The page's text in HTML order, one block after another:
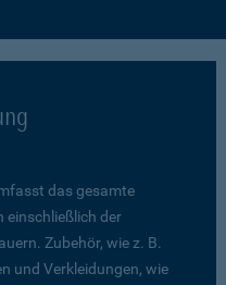
das gesamte
einschließlich der
Zubehör, wie z. B.
und Verkleidungen, wie